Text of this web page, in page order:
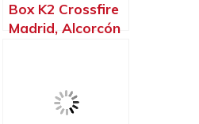
Box K2 Crossfire
Madrid, Alcorcón